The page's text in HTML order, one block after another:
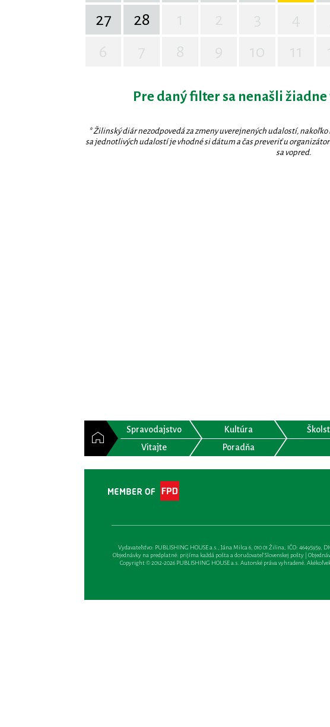
27
28
Pre daný filter sa nenašli
* Žilinský diár nezodpovedá za zmeny uverejnených udalostí,
sa jednotlivých udalostí je vhodné si dátum a čas preveriť u
sa vopred.
Spravodajstvo Kultúra
Vitajte
Poradňa
Vydavateľsťvo: PUBLISHING HOUSE a.s., Jána Milca 6, 010 01 Žilina, IČO: 46495959,
Objednávky na predplatné: prijíma každá pošta a doručovateľ Slovenskej pošty |
Copyright © 2012-2026 PUBLISHING HOUSE a.s. Autorské práva vyhradené.